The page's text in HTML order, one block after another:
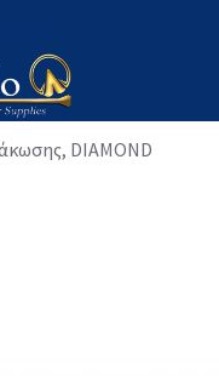
DIAMOND